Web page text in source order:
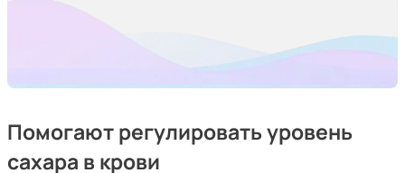
Помогают регулировать уровень
сахара в крови